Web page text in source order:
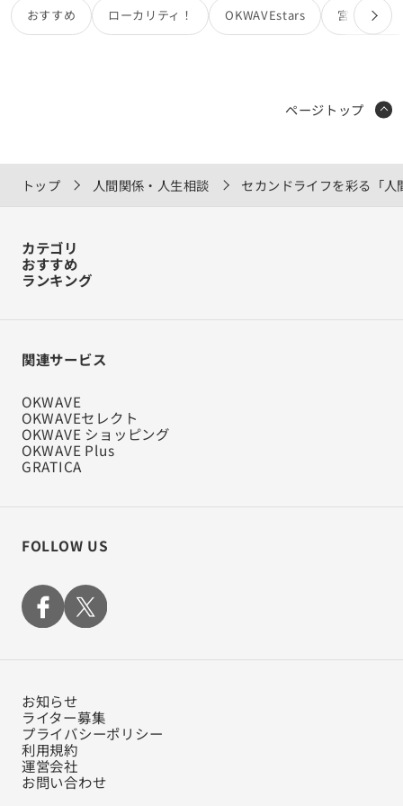
ちでゴロゴロしているかのように言われてとても腹が立ちま
した。 彼は子供が来たらすぐリビングに布団を持って行って
いと思っていました。が、今のままだと子供にも彼にも本当
す。こんなふうに思いたくなかった。自分はなんなんだろう
と思って苦しいです。
おすすめ ローカリティ！ OKWAVEstars 宮田カオリ
トップ 人間関係・人生相談 セカンドライフを彩る「人
ページトップ
カテゴリ
おすすめ
ランキング
関連サービス
OKWAVE
OKWAVEセレクト
OKWAVE ショッピング
OKWAVE Plus
GRATICA
FOLLOW US
お知らせ
ライター募集
プライバシーポリシー
利用規約
運営会社
お問い合わせ